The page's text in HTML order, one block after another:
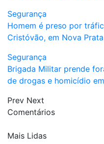
Segurança
Homem é preso por
Cristóvão, em Nova Prata
Segurança
Brigada Militar prende
de drogas e homicídio
Prev Next
Comentários
Mais Lidas